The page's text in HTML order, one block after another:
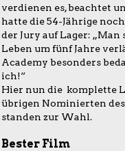
verdienen es, beachtet
hatte die 54-Jährige
der Jury auf Lager: „Man
Leben um fünf Jahre
Academy besonders
ich!“
Hier nun die komplette
übrigen Nominierten des
standen zur Wahl.
Bester Film